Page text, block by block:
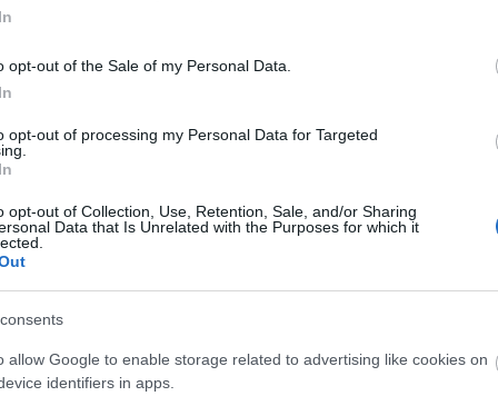
opt-out of the Sale of my Personal Data.
opt-out of processing my Personal Data for Targeted
opt-out of Collection, Use, Retention, Sale, and/or Sharing
Data that Is Unrelated with the Purposes for which it
allow Google to enable storage related to advertising like cookies on
identifiers in apps.
1. Növekedett önismeret: A
saját magukat, felismerjék erősségeiket és
2. Hatékonyabb kommunikáció: A
3. Jobb stresszkezelés: A
személyiségfejlesztési technikák, mint a